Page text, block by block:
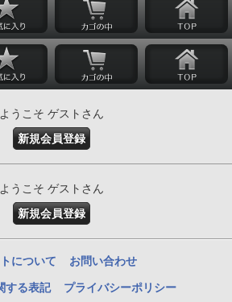
ようこそ ゲストさん
新規会員登録
ようこそ ゲストさん
新規会員登録
について お問い合わせ
する表記 プライバシーポリシー